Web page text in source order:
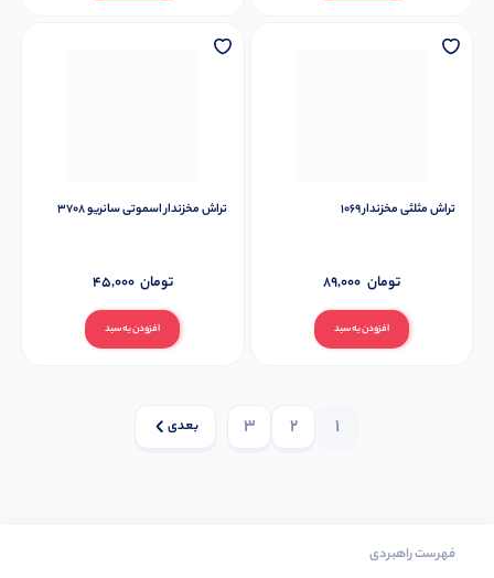
تراش مثلثی مخزندار 1069
افزودن به سبد
89,000 تومان
تراش مخزندار اسموتی سانریو 3708
افزودن به سبد
45,000 تومان
1
2
3 بعدی
فهرست راهبردی